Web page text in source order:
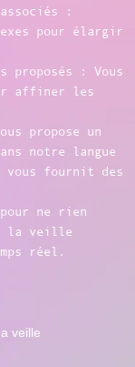
:
pour élargir
proposés : Vous
affiner les
propose un
notre langue
vous fournit des
ne rien
la veille
réel.
veille